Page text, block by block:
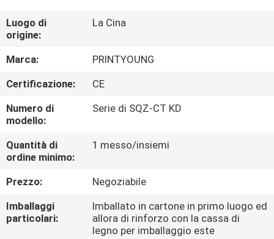
VIDEO
CIRCA
NOI
GIRO
DELLA
FABBRICA
CONTROLLO
DI
Luogo di
origine:
La Cina
Marca:
PRINTYOUNG
Certificazione:
CE
Numero di
modello:
Serie di SQZ-CT KD
Quantità di
ordine minimo:
1 messo/insiemi
Prezzo:
Negoziabile
Imballaggi
particolari:
Imballato in cartone in primo luogo ed
allora di rinforzo con la cassa di
legno per imballaggio este